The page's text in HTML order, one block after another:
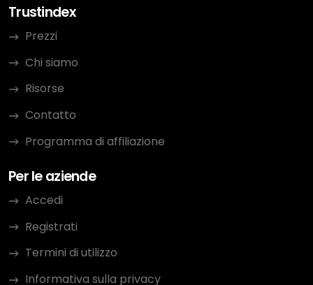
Trustindex
Prezzi
Chi siamo
Risorse
Contatto
Programma di affiliazione
Per le aziende
Accedi
Registrati
Termini di utilizzo
Informativa sulla privacy